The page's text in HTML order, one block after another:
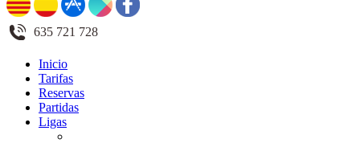
635 721 728
Inicio
Tarifas
Reservas
Partidas
Ligas